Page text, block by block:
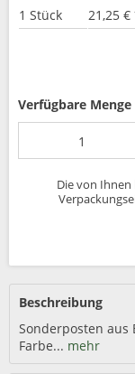
1 Stück
21,25 €
Verfügbare Menge
Die von
Beschreibung
Sonderposten aus
Farbe... mehr